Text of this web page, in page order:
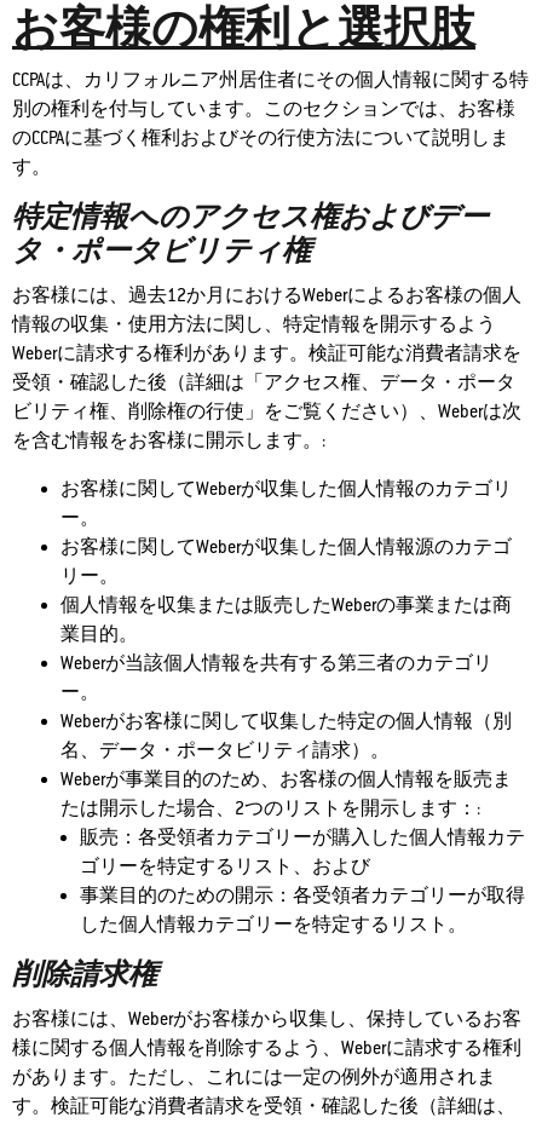
お客様の権利と選択肢
CCPAは、カリフォルニア州居住者にその個人情報に関する特
別の権利を付与しています。このセクションでは、お客様
のCCPAに基づく権利およびその行使方法について説明しま
す。
特定情報へのアクセス権およびデー
タ・ポータビリティ権
お客様には、過去12か月におけるWeberによるお客様の個人
情報の収集・使用方法に関し、特定情報を開示するよう
Weberに請求する権利があります。検証可能な消費者請求を
受領・確認した後（詳細は「アクセス権、データ・ポータ
ビリティ権、削除権の行使」をご覧ください）、Weberは次
を含む情報をお客様に開示します。:
お客様に関してWeberが収集した個人情報のカテゴリ
ー。
お客様に関してWeberが収集した個人情報源のカテゴ
リー。
個人情報を収集または販売したWeberの事業または商
業目的。
Weberが当該個人情報を共有する第三者のカテゴリ
ー。
Weberがお客様に関して収集した特定の個人情報（別
名、データ・ポータビリティ請求）。
Weberが事業目的のため、お客様の個人情報を販売ま
たは開示した場合、2つのリストを開示します：:
販売：各受領者カテゴリーが購入した個人情報カテ
ゴリーを特定するリスト、および
事業目的のための開示：各受領者カテゴリーが取得
した個人情報カテゴリーを特定するリスト。
削除請求権
お客様には、Weberがお客様から収集し、保持しているお客
様に関する個人情報を削除するよう、Weberに請求する権利
があります。ただし、これには一定の例外が適用されま
す。検証可能な消費者請求を受領・確認した後（詳細は、